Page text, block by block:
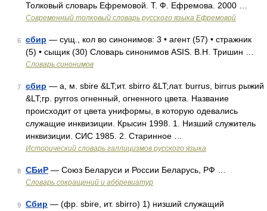
Толковый словарь Ефремовой. Т. Ф. Ефремова. 2000 …
Современный толковый словарь русского языка Ефремовой
6 сбир — сущ., кол во синонимов: 3 • агент (57) • стражник
(5) • сыщик (30) Словарь синонимов ASIS. В.Н. Тришин …
Словарь синонимов
7 сбир — а, м. sbire &LT;ит. sbirro &LT;лат. burrus, birrus рыжий
&LT;гр. pyrros огненный, огненного цвета. Название
происходит от цвета униформы, в которую одевались
служащие инквизиции. Крысин 1998. 1. Низший служитель
инквизиции. СИС 1985. 2. Старинное …
Исторический словарь галлицизмов русского языка
8 СБиР — Союз Беларуси и России Беларусь, РФ …
Словарь сокращений и аббревиатур
9 Сбир — (фр. sbire, ит. sbirro) 1) низший служащий